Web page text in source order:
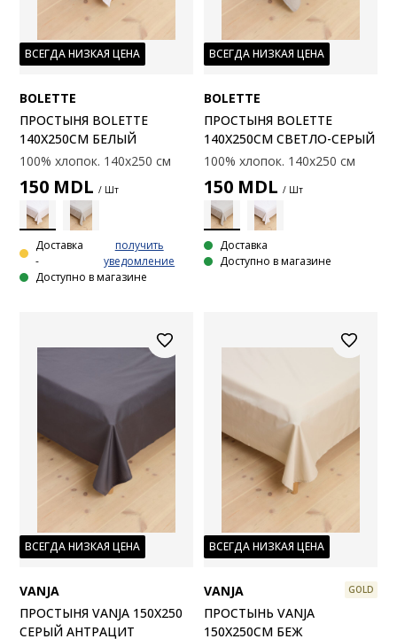
ВСЕГДА НИЗКАЯ ЦЕНА
BOLETTE
ПРОСТЫНЯ BOLETTE
140X250СМ БЕЛЫЙ
100% хлопок. 140x250 см
150 MDL / Шт
Доставка
-
получить
уведомление
Доступно в магазине
ВСЕГДА НИЗКАЯ ЦЕНА
BOLETTE
ПРОСТЫНЯ BOLETTE
140X250СМ СВЕТЛО-СЕРЫЙ
100% хлопок. 140x250 см
150 MDL / Шт
Доставка
Доступно в магазине
ВСЕГДА НИЗКАЯ ЦЕНА
VANJA
ПРОСТЫНЯ VANJA 150X250
СЕРЫЙ АНТРАЦИТ
ВСЕГДА НИЗКАЯ ЦЕНА
VANJA GOLD
ПРОСТЫНЬ VANJA
150X250СМ БЕЖ